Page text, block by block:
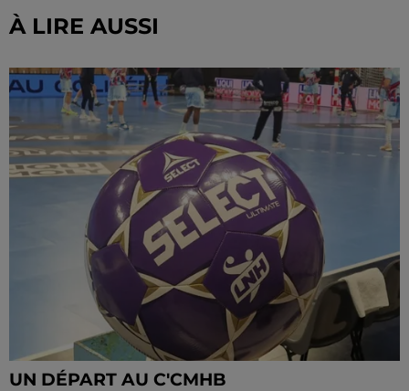
À LIRE AUSSI
UN DÉPART AU C'CMHB